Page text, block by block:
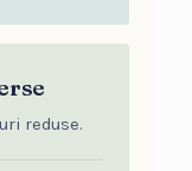
reduse.